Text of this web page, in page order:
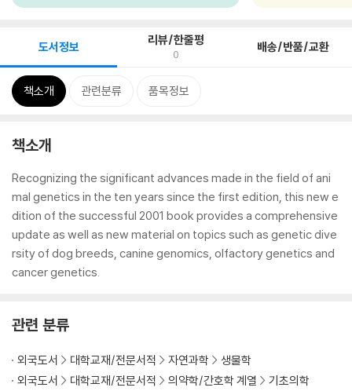
도서정보 리뷰/한줄평
0 배송/반품/교환
책소개 관련분류 품목정보
책소개
Recognizing the significant advances made in the field of ani
mal genetics in the ten years since the first edition, this new e
dition of the successful 2001 book provides a comprehensive
update as well as new material on topics such as genetic dive
rsity of dog breeds, canine genomics, olfactory genetics and
cancer genetics.
관련 분류
외국도서 대학교재/전문서적 자연과학
생물학
외국도서
대학교재/전문서적 의약학/간호학 계열 기초의학